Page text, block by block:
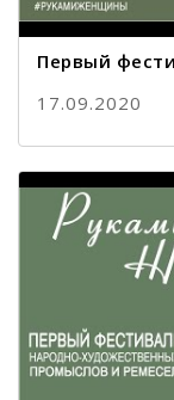
Первый
17.09.2020